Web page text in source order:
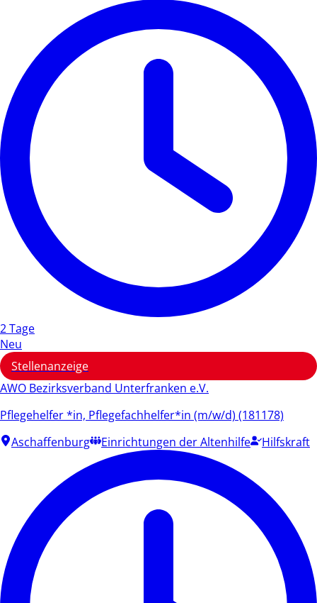
2 Tage
Neu
Stellenanzeige
AWO Bezirksverband Unterfranken e.V.
Pflegehelfer *in, Pflegefachhelfer*in (m/w/d) (181178)
Aschaffenburg
Einrichtungen der Altenhilfe Hilfskraft